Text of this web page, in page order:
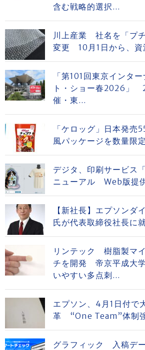
含む戦略的選択...
川上産業 社名を「プ
変更 10月1日から、資
「第101回東京インタ
ト・ショー春2026」
催・東...
「ケロッグ」日本発
風パッケージを数量限
デジタ、印刷サービス
ニューアル Web版提
【新社長】エプソン
氏が代表取締役社長に
リンテック 樹脂製マ
チを開発 帝京平成大
いやすい多点刺...
エプソン、4月1日付で
革 “One Team”体制
グラフィック 入稿デ